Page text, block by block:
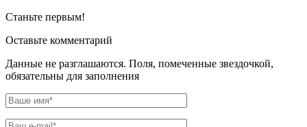
Станьте первым!
Оставьте комментарий
Данные не разглашаются. Поля, помеченные звездочкой,
обязательны для заполнения